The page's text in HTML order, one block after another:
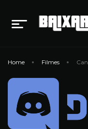
Home Filmes